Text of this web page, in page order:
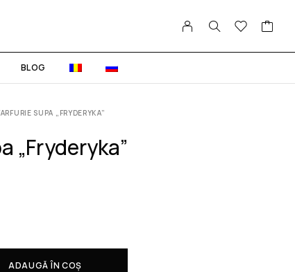
BLOG
SUPA „FRYDERYKA”
„Fryderyka”
ADAUGĂ ÎN COȘ